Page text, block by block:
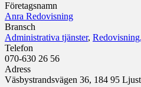
Företagsnamn
Anra Redovisning
Bransch
Administrativa tjänster,
Telefon
070-630 26 56
Adress
Väsbystrandsvägen 36, 184 95